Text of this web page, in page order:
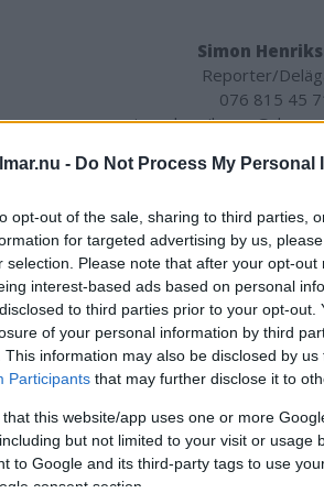
- Do Not Process My Personal
opt-out of the sale, sharing to third parties,
for targeted advertising by us,
selection. Please note that after your opt-
interest-based ads based on personal
to third parties prior to your opt-
of your personal information by third
This information may also be disclosed by
Participants that may further disclose it to
that this website/app uses one or more
but not limited to your visit or usage
to Google and its third-party tags to use
consent section.
Simon
Reporter/
076 815 45
Reporter/
070 378 71
Lotta
Reporter i
073 848 65